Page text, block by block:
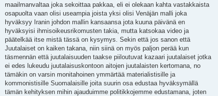
maailmanvaltaa joka sekoittaa pakkaa, eli ei olekaan kahta vastakkaista
osapuolta vaan olisi useampia joista yksi olisi Venäjän malli joka
hyväksyy Iranin johdon mallin kansaansa jota kuuna päivänä en
hyväksyisi ihmisoikeusrikomusten takia, mutta katsokaa video ja
päätelkää itse mistä tässä on kysymys. Sekin että jos sanon että
Juutalaiset on kaiken takana, niin siinä on myös paljon perää kun
täsmennän että juutalaisuuden taakse piiloutuvat kazaari juutalaiset jotka
ei edes lukeudu juutalaisuskontoon aitojen juutalaisten kertomana, no
tämäkin on varsin monitahoinen ymmärtää materialistisille ja
kommonistisille Suomalaisille joita suurin osa edustaa hyväksymällä
tämän kehityksen mihin ajauduimme politikkojemme edustamana, joten